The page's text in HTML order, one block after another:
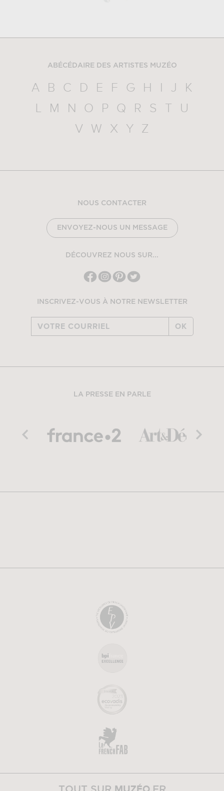
ABÉCÉDAIRE DES ARTISTES MUZÉO
A B C D E F G H I J
K
L
M N O P Q R S T
U
V
W X Y Z
NOUS CONTACTER
ENVOYEZ-NOUS UN MESSAGE
DÉCOUVREZ NOUS SUR...
INSCRIVEZ-VOUS À NOTRE NEWSLETTER
OK
LA PRESSE EN PARLE